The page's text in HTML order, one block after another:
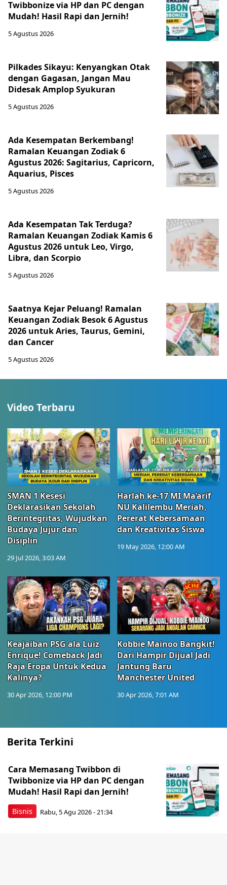
Twibbonize via HP dan PC dengan
Mudah! Hasil Rapi dan Jernih!
5 Agustus 2026
Pilkades Sikayu: Kenyangkan Otak
dengan Gagasan, Jangan Mau
Didesak Amplop Syukuran
5 Agustus 2026
Ada Kesempatan Berkembang!
Ramalan Keuangan Zodiak 6
Agustus 2026: Sagitarius, Capricorn,
Aquarius, Pisces
5 Agustus 2026
Ada Kesempatan Tak Terduga?
Ramalan Keuangan Zodiak Kamis 6
Agustus 2026 untuk Leo, Virgo,
Libra, dan Scorpio
5 Agustus 2026
Saatnya Kejar Peluang! Ramalan
Keuangan Zodiak Besok 6 Agustus
2026 untuk Aries, Taurus, Gemini,
dan Cancer
5 Agustus 2026
Video Terbaru
SMAN 1 Kesesi
Deklarasikan Sekolah
Berintegritas, Wujudkan
Budaya Jujur dan
Disiplin
29 Jul 2026, 3:03 AM
Harlah ke-17 MI Ma’arif
NU Kalilembu Meriah,
Pererat Kebersamaan
dan Kreativitas Siswa
19 May 2026, 12:00 AM
Keajaiban PSG ala Luiz
Enrique! Comeback Jadi
Raja Eropa Untuk Kedua
Kalinya?
30 Apr 2026, 12:00 PM
Kobbie Mainoo Bangkit!
Dari Hampir Dijual Jadi
Jantung Baru
Manchester United
30 Apr 2026, 7:01 AM
Berita Terkini
Bisnis
Cara Memasang Twibbon di
Twibbonize via HP dan PC dengan
Mudah! Hasil Rapi dan Jernih!
Rabu, 5 Agu 2026 - 21:34